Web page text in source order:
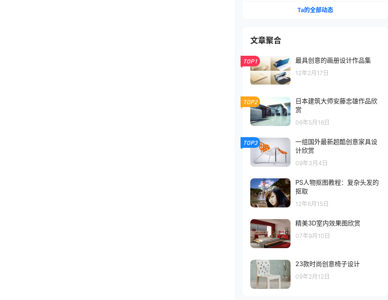
Ta的全部动态
文章聚合
TOP1 最具创意的画册设计作品集
12年2月17日
TOP2
日本建筑大师安藤忠雄作品欣
赏
06年5月16日
TOP3
一组国外最新超酷创意家具设
计欣赏
09年3月4日
PS人物抠图教程：复杂头发的
抠取
12年6月15日
精美3D室内效果图欣赏
07年9月10日
23款时尚创意椅子设计
09年2月12日